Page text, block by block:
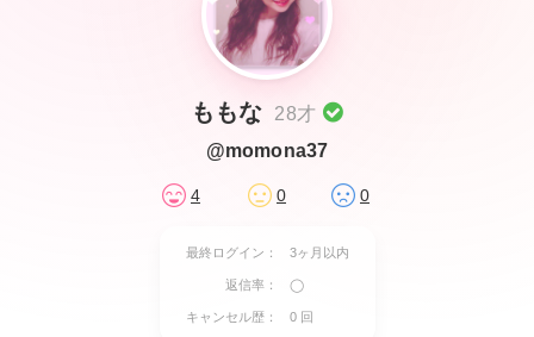
ももな
28才
@momona37
4 0 0
最終ログイン： 3ヶ月以内
返信率： ◯
キャンセル歴： 0 回